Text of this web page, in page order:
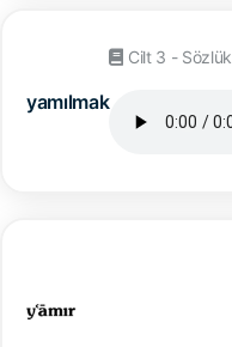
yamılmak
Cilt 3 - Sözlük